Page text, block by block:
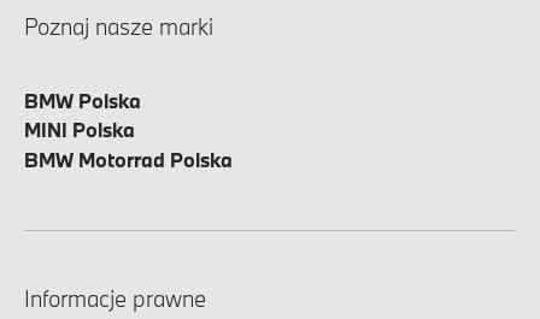
Poznaj nasze marki
BMW Polska
MINI Polska
BMW Motorrad Polska
Informacje prawne